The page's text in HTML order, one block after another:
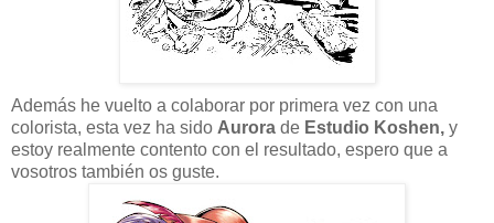
Además he vuelto a colaborar por primera vez con una
colorista, esta vez ha sido Aurora de Estudio Koshen, y
estoy realmente contento con el resultado, espero que a
vosotros también os guste.